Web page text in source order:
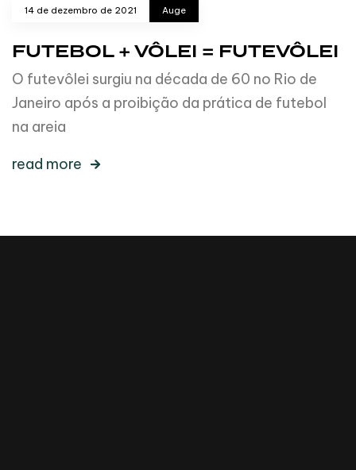
14 de dezembro de 2021 Auge
FUTEBOL + VÔLEI = FUTEVÔLEI
O futevôlei surgiu na década de 60 no Rio de
Janeiro após a proibição da prática de futebol
na areia
read more